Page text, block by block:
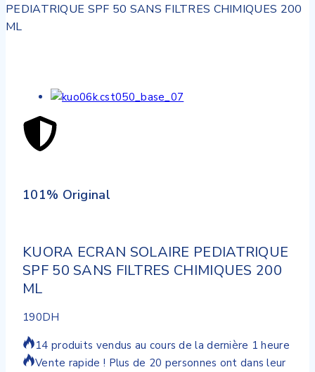
PEDIATRIQUE SPF 50 SANS FILTRES CHIMIQUES 200
ML
101% Original
KUORA ECRAN SOLAIRE PEDIATRIQUE
SPF 50 SANS FILTRES CHIMIQUES 200
ML
190DH
14 produits vendus au cours de la dernière 1 heure
Vente rapide ! Plus de 20 personnes ont dans leur